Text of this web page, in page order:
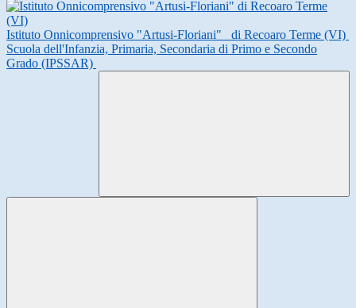
Istituto Onnicomprensivo "Artusi-Floriani"
di Recoaro Terme (VI)
Scuola dell'Infanzia, Primaria, Secondaria di Primo e Secondo
Grado (IPSSAR)